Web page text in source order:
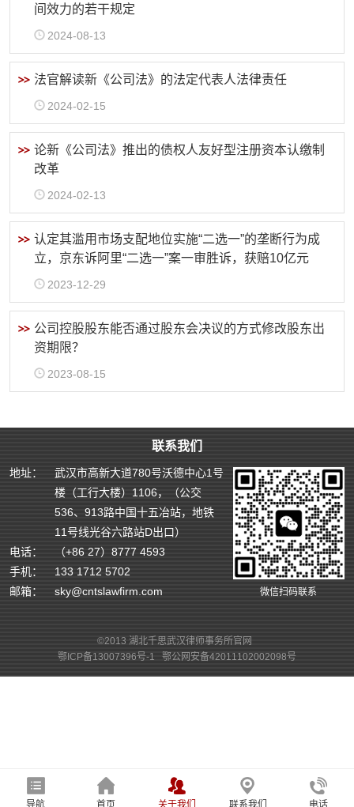
间效力的若干规定
2024-08-13
法官解读新《公司法》的法定代表人法律责任
2024-02-15
论新《公司法》推出的债权人友好型注册资本认缴制
改革
2024-02-13
认定其滥用市场支配地位实施“二选一”的垄断行为成
立，京东诉阿里“二选一”案一审胜诉，获赔10亿元
2023-12-29
公司控股股东能否通过股东会决议的方式修改股东出
资期限？
2023-08-15
联系我们
地址：
武汉市高新大道780号沃德中心1号
楼（工行大楼）1106，（公交
536、913路中国十五冶站，地铁
11号线光谷六路站D出口）
电话：
（+86 27）8777 4593
手机：
133 1712 5702
邮箱：
sky@cntslawfirm.com 微信扫码联系
©2013 湖北千思武汉律师事务所官网
鄂ICP备13007396号-1
鄂公网安备42011102002098号
导航 首页 关于我们 联系我们 电话